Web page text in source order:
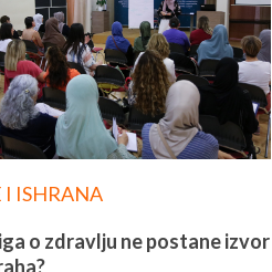
I ISHRANA
o zdravlju ne postane izvor